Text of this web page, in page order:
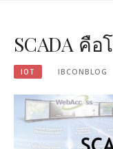
SCADA คื
IOT IBCONBLOG